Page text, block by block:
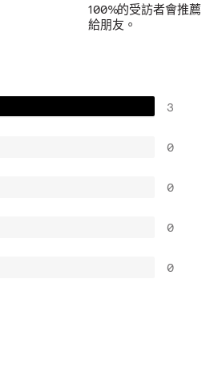
100%的受訪者會推薦
給朋友。
3
0
0
0
0